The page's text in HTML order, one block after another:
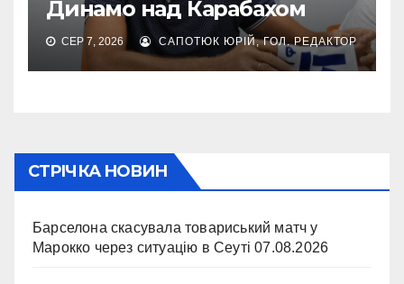
Динамо над Карабахом
СЕР 7, 2026 САПОТЮК ЮРІЙ, ГОЛ. РЕДАКТОР
СТРІЧКА НОВИН
Барселона скасувала товариський матч у
Марокко через ситуацію в Сеуті 07.08.2026